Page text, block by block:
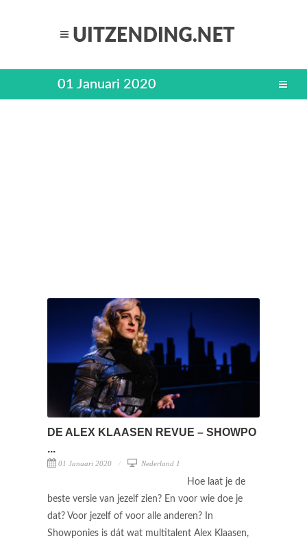
01 Januari 2020
DE ALEX KLAASEN REVUE – SHOWPO
...
01 Januari 2020 Nederland 1
Hoe laat je de
beste versie van jezelf zien? En voor wie doe je
dat? Voor jezelf of voor alle anderen? In
Showponies is dát wat multitalent Alex Klaasen,